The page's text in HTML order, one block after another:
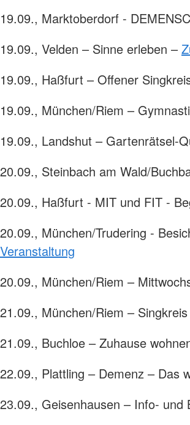
19.09., Marktoberdorf -
19.09., Velden – Sinne erleben –
19.09., Haßfurt – Offener
19.09., München/Riem –
19.09., Landshut – Gartenrätsel-
20.09., Steinbach am Wald/
20.09., Haßfurt - MIT und FIT -
20.09., München/Trudering -
Veranstaltung
20.09., München/Riem –
21.09., München/Riem –
21.09., Buchloe – Zuhause
22.09., Plattling – Demenz – Das
23.09., Geisenhausen – Info- und